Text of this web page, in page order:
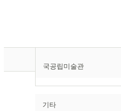
국공립미술관
기타